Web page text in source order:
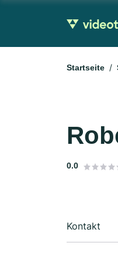
Startseite
0.0
Kontakt